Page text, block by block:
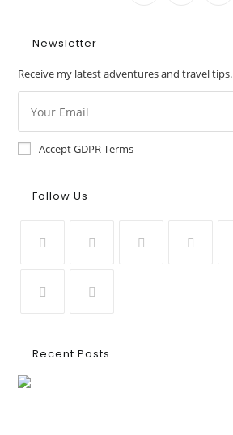
Newsletter
Receive my latest adventures and travel tips.
Accept GDPR Terms
Follow Us
Recent Posts